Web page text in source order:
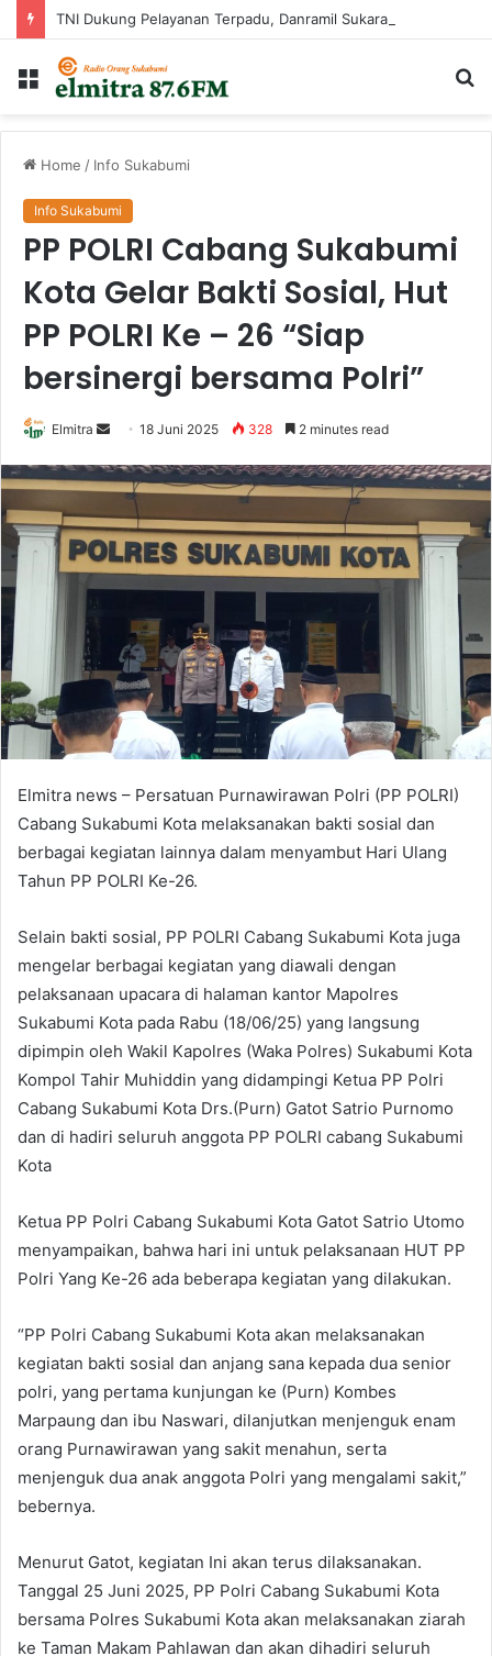
Menu
Home / Info Sukabumi
Info Sukabumi
PP POLRI Cabang Sukabumi
Kota Gelar Bakti Sosial, Hut
PP POLRI Ke – 26 “Siap
bersinergi bersama Polri”
Elmitra
Send
email
18 Juni 2025 328 2 minutes read
Elmitra news – Persatuan Purnawirawan Polri (PP POLRI)
Cabang Sukabumi Kota melaksanakan bakti sosial dan
berbagai kegiatan lainnya dalam menyambut Hari Ulang
Tahun PP POLRI Ke-26.
Selain bakti sosial, PP POLRI Cabang Sukabumi Kota juga
mengelar berbagai kegiatan yang diawali dengan
pelaksanaan upacara di halaman kantor Mapolres
Sukabumi Kota pada Rabu (18/06/25) yang langsung
dipimpin oleh Wakil Kapolres (Waka Polres) Sukabumi Kota
Kompol Tahir Muhiddin yang didampingi Ketua PP Polri
Cabang Sukabumi Kota Drs.(Purn) Gatot Satrio Purnomo
dan di hadiri seluruh anggota PP POLRI cabang Sukabumi
Kota
Ketua PP Polri Cabang Sukabumi Kota Gatot Satrio Utomo
menyampaikan, bahwa hari ini untuk pelaksanaan HUT PP
Polri Yang Ke-26 ada beberapa kegiatan yang dilakukan.
“PP Polri Cabang Sukabumi Kota akan melaksanakan
kegiatan bakti sosial dan anjang sana kepada dua senior
polri, yang pertama kunjungan ke (Purn) Kombes
Marpaung dan ibu Naswari, dilanjutkan menjenguk enam
orang Purnawirawan yang sakit menahun, serta
menjenguk dua anak anggota Polri yang mengalami sakit,”
bebernya.
Menurut Gatot, kegiatan Ini akan terus dilaksanakan.
Tanggal 25 Juni 2025, PP Polri Cabang Sukabumi Kota
bersama Polres Sukabumi Kota akan melaksanakan ziarah
ke Taman Makam Pahlawan dan akan dihadiri seluruh